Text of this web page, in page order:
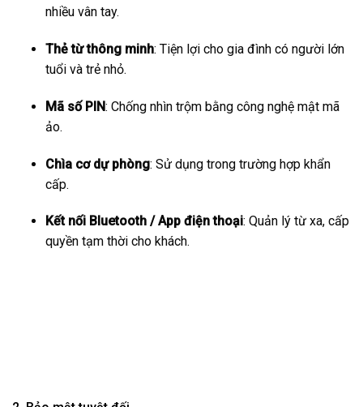
nhiều vân tay.
Thẻ từ thông minh: Tiện lợi cho gia đình có người lớn
tuổi và trẻ nhỏ.
Mã số PIN: Chống nhìn trộm bằng công nghệ mật mã
ảo.
Chìa cơ dự phòng: Sử dụng trong trường hợp khẩn
cấp.
Kết nối Bluetooth / App điện thoại: Quản lý từ xa, cấp
quyền tạm thời cho khách.